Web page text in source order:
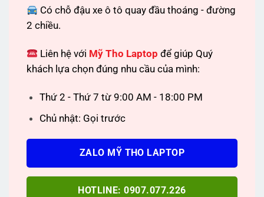
Có chỗ đậu xe ô tô quay đầu thoáng - đường
2 chiều.
Liên hệ với Mỹ Tho Laptop để giúp Quý
khách lựa chọn đúng nhu cầu của mình:
Thứ 2 - Thứ 7 từ 9:00 AM - 18:00 PM
Chủ nhật: Gọi trước
ZALO MỸ THO LAPTOP
HOTLINE: 0907.077.226